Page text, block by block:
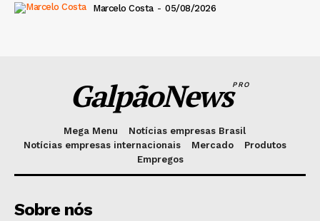
Marcelo Costa - 05/08/2026
GalpãoNewsPRO
Mega Menu
Notícias empresas Brasil
Notícias empresas internacionais
Mercado
Produtos
Empregos
Sobre nós